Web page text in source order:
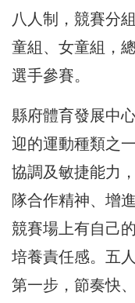
八人制，競賽分
童組、女童組，
選手參賽。
縣府體育發展中
迎的運動種類之
協調及敏捷能力
隊合作精神、增
競賽場上有自己
培養責任感。五
第一步，節奏快